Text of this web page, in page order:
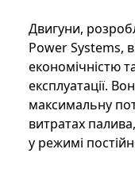
Двигуни,
Power Systems,
економічністю
експлуатації.
максимальну
витратах
у режимі